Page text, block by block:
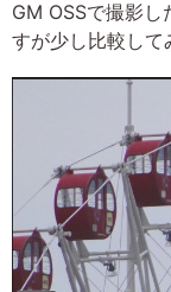
GM OSSで撮影し
すが少し比較して